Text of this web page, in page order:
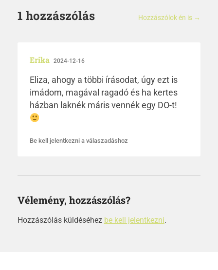
1 hozzászólás Hozzászólok én is →
Erika 2024-12-16
Eliza, ahogy a többi írásodat, úgy ezt is
imádom, magával ragadó és ha kertes
házban laknék máris vennék egy DO-t!
Be kell jelentkezni a válaszadáshoz
Vélemény, hozzászólás?
Hozzászólás küldéséhez be kell jelentkezni.